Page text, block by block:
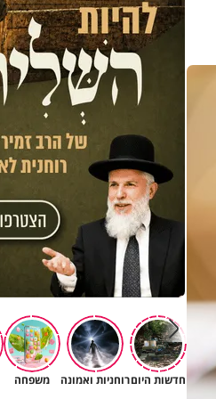
חדשות היוםרוחניות ואמונה משפחה